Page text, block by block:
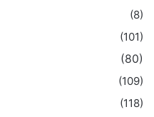
(8)
(101)
(80)
(109)
(118)